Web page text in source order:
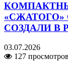
СОЗДАЛИ В
03.07.2026
127 просмотров